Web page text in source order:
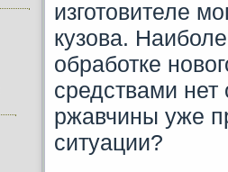
изготовителе
кузова.
обработке
средствами
ржавчины уже
ситуации?